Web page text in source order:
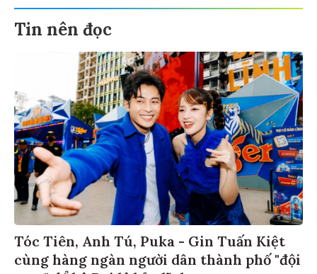
Tin nên đọc
Tóc Tiên, Anh Tú, Puka - Gin Tuấn Kiệt
cùng hàng ngàn người dân thành phố "đội